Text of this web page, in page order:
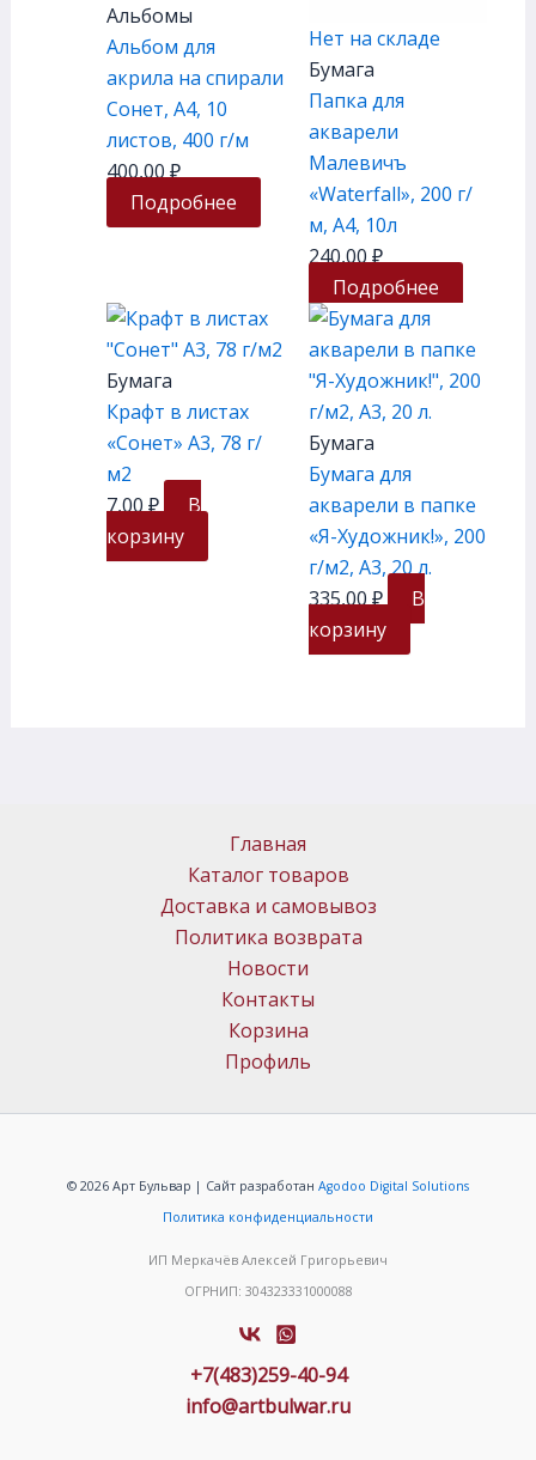
Альбомы
Альбом для
акрила на спирали
Сонет, А4, 10
листов, 400 г/м
400,00₽
Подробнее
Нет на складе
Бумага
Папка для
акварели
Малевичъ
«Waterfall», 200 г/
м, А4, 10л
240,00₽
Подробнее
Бумага
Крафт в листах
«Сонет» А3, 78 г/
м2
7,00₽
В
корзину
Бумага
Бумага для
акварели в папке
«Я-Художник!», 200
г/м2, А3, 20 л.
335,00₽
В
корзину
Главная
Каталог товаров
Доставка и самовывоз
Политика возврата
Новости
Контакты
Корзина
Профиль
© 2026 Арт Бульвар | Сайт разработан Agodoo Digital Solutions
Политика конфиденциальности
ИП Меркачёв Алексей Григорьевич
ОГРНИП: 304323331000088
+7(483)259-40-94
info@artbulwar.ru